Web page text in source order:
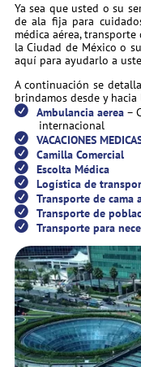
Ya sea que usted o su
de ala fija para
médica aérea,
la Ciudad de México o
aquí para ayudarlo a
A continuación se
brindamos desde y
Ambulancia aerea–
internacional
VACACIONES
Camilla Comercial
Escolta Médica
Logística de
Transporte de cama
Transporte de
Transporte para